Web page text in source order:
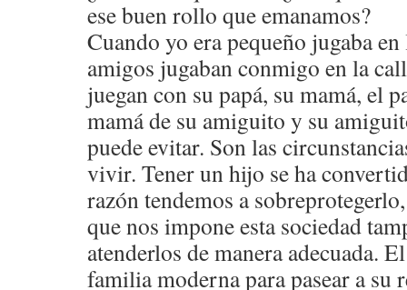
ese buen rollo que emanamos?
Cuando yo era pequeño jugaba
amigos jugaban conmigo en la
juegan con su papá, su mamá, el
mamá de su amiguito y su
puede evitar. Son las
vivir. Tener un hijo se ha
razón tendemos a
que nos impone esta sociedad
atenderlos de manera adecuada.
familia moderna para pasear a su